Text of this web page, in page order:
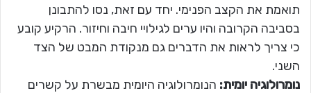
תואמת את הקצב הפנימי. יחד עם זאת, נסו להתבונן
בסביבה הקרובה והיו ערים לגילויי חיבה וחיזור. הרקיע קובע
כי צריך לראות את הדברים גם מנקודת המבט של הצד
השני.
נומרולוגיה יומית: הנומרולוגיה היומית מבשרת על קשרים